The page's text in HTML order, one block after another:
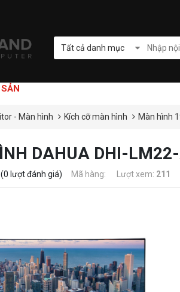
Tất cả danh mục
- Màn hình Kích cỡ màn hình Màn hình
DAHUA DHI-
(0 lượt đánh giá) Mã hàng: Lượt xem: 211